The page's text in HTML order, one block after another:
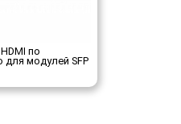
по
модулей SFP